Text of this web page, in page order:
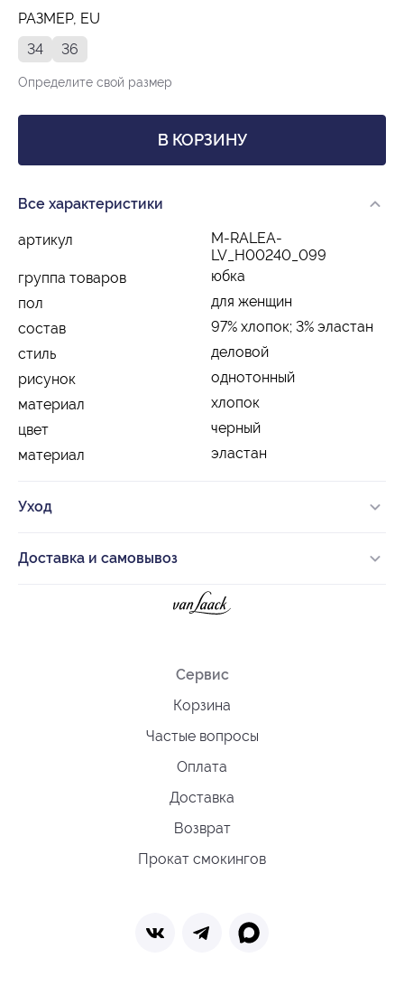
РАЗМЕР, EU
34
36
Определите свой размер
В КОРЗИНУ
Все характеристики
артикул
M-RALEA-
LV_H00240_099
группа товаров
юбка
пол
для женщин
состав
97% хлопок; 3% эластан
стиль
деловой
рисунок
однотонный
материал
хлопок
цвет
черный
материал
эластан
Уход
Доставка и самовывоз
Сервис
Корзина
Частые вопросы
Оплата
Доставка
Возврат
Прокат смокингов